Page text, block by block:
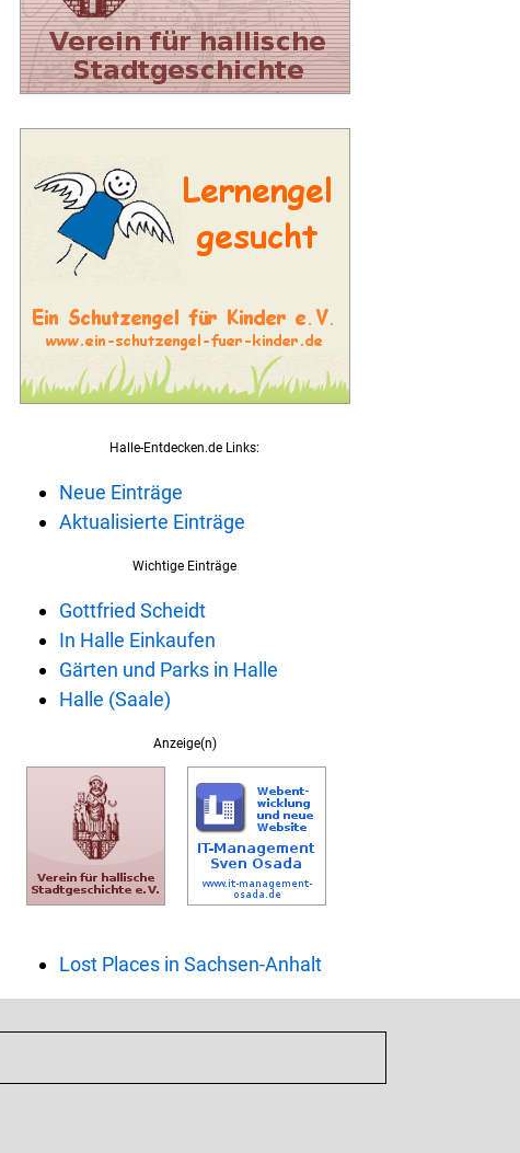
Halle-Entdecken.de Links:
Neue Einträge
Aktualisierte Einträge
Wichtige Einträge
Gottfried Scheidt
In Halle Einkaufen
Gärten und Parks in Halle
Halle (Saale)
Anzeige(n)
Lost Places in Sachsen-Anhalt